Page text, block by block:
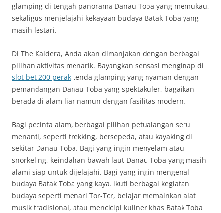
glamping di tengah panorama Danau Toba yang memukau,
sekaligus menjelajahi kekayaan budaya Batak Toba yang
masih lestari.
Di The Kaldera, Anda akan dimanjakan dengan berbagai
pilihan aktivitas menarik. Bayangkan sensasi menginap di
slot bet 200 perak tenda glamping yang nyaman dengan
pemandangan Danau Toba yang spektakuler, bagaikan
berada di alam liar namun dengan fasilitas modern.
Bagi pecinta alam, berbagai pilihan petualangan seru
menanti, seperti trekking, bersepeda, atau kayaking di
sekitar Danau Toba. Bagi yang ingin menyelam atau
snorkeling, keindahan bawah laut Danau Toba yang masih
alami siap untuk dijelajahi. Bagi yang ingin mengenal
budaya Batak Toba yang kaya, ikuti berbagai kegiatan
budaya seperti menari Tor-Tor, belajar memainkan alat
musik tradisional, atau mencicipi kuliner khas Batak Toba